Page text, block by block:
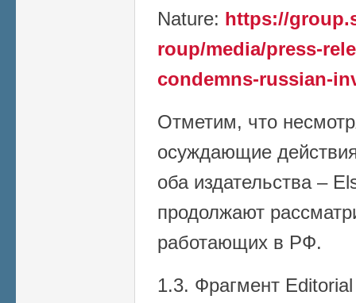
Nature: https://
roup/media/press-
condemns-russian-
Отметим, что
осуждающие
оба издательства –
продолжают
работающих в РФ.
1.3. Фрагмент